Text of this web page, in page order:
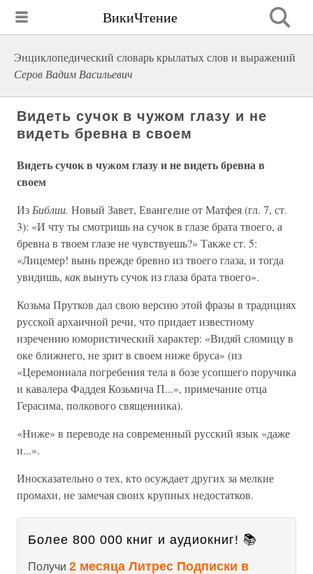
ВикиЧтение
Энциклопедический словарь крылатых слов и выражений
Серов Вадим Васильевич
Видеть сучок в чужом глазу и не
видеть бревна в своем
Видеть сучок в чужом глазу и не видеть бревна в
своем
Из Библии. Новый Завет, Евангелие от Матфея (гл. 7, ст.
3): «И чту ты смотришь на сучок в глазе брата твоего, а
бревна в твоем глазе не чувствуешь?» Также ст. 5:
«Лицемер! вынь прежде бревно из твоего глаза, и тогда
увидишь, каквынуть сучок из глаза брата твоего».
Козьма Прутков дал свою версию этой фразы в традициях
русской архаичной речи, что придает известному
изречению юмористический характер: «Видяй сломицу в
оке ближнего, не зрит в своем ниже бруса» (из
«Церемониала погребения тела в бозе усопшего поручика
и кавалера Фаддея Козьмича П...», примечание отца
Герасима, полкового священника).
«Ниже» в переводе на современный русский язык «даже
и...».
Иносказательно о тех, кто осуждает других за мелкие
промахи, не замечая своих крупных недостатков.
Более 800 000 книг и аудиокниг! 📚
Получи 2 месяца Литрес Подписки в